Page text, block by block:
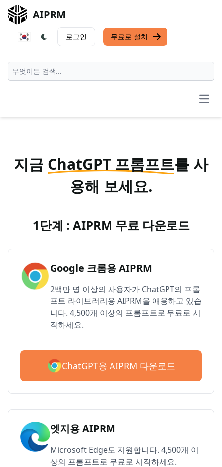
AIPRM
로그인 무료로 설치
지금 ChatGPT 프롬프트를 사
용해 보세요.
1단계 : AIPRM 무료 다운로드
Google 크롬용 AIPRM
2백만 명 이상의 사용자가 ChatGPT의 프롬
프트 라이브러리용 AIPRM을 애용하고 있습
니다. 4,500개 이상의 프롬프트로 무료로 시
작하세요.
ChatGPT용 AIPRM 다운로드
엣지용 AIPRM
Microsoft Edge도 지원합니다. 4,500개 이
상의 프롬프트로 무료로 시작하세요.